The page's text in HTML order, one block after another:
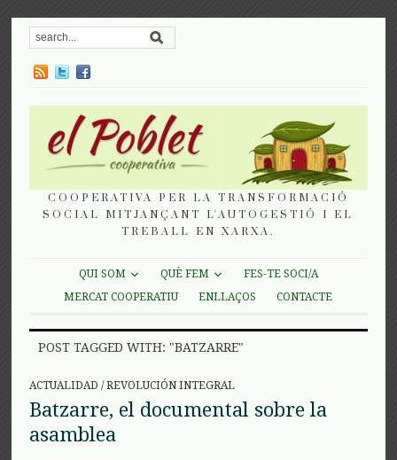
COOPERATIVA PER LA TRANSFORMACIÓ
SOCIAL MITJANÇANT L'AUTOGESTIÓ I EL
TREBALL EN XARXA.
QUI SOM QUÈ FEM
FES-TE SOCI/A
MERCAT COOPERATIU
ENLLAÇOS CONTACTE
POST TAGGED WITH: "BATZARRE"
ACTUALIDAD /REVOLUCIÓN INTEGRAL
Batzarre, el documental sobre la
asamblea